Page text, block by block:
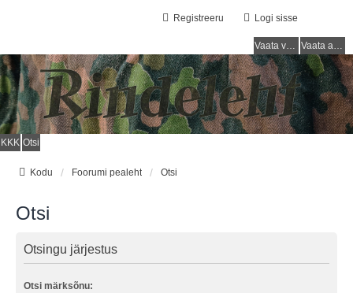
Logi sisse
Registreeru
Vaata vastamata teemasi Vaata aktiivseid teemasid
KKK Otsi
Kodu Foorumi pealeht Otsi
Otsi
Otsingu järjestus
Otsi märksõnu: